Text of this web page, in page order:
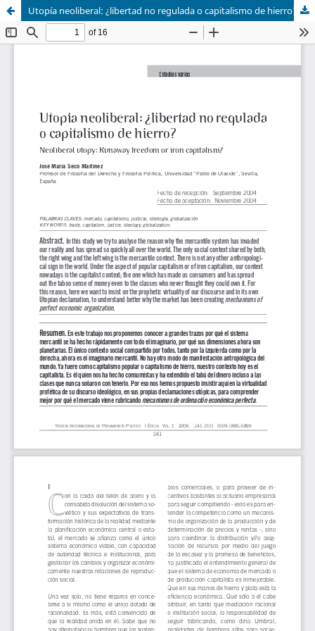
Utopía neoliberal: ¿libertad no regulada o capitalismo de hierro?